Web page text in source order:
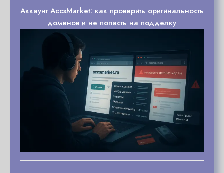
Аккаунт AccsMarket: как проверить оригинальность
доменов и не попасть на подделку